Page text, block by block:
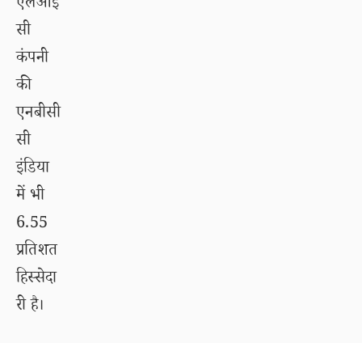
सी
कंपनी
की
एनबीसी
सी
इंडिया
में भी
6.55
प्रतिशत
हिस्सेदा
री है।